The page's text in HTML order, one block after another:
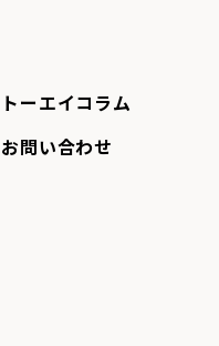
トーエイコラム
お問い合わせ